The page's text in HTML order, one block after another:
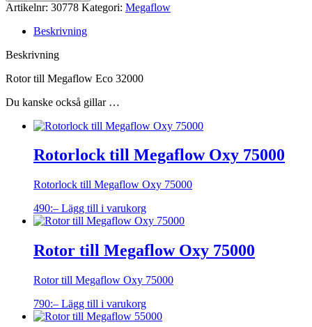
Artikelnr: 30778 Kategori: Megaflow
Beskrivning
Beskrivning
Rotor till Megaflow Eco 32000
Du kanske också gillar …
Rotorlock till Megaflow Oxy 75000
Rotorlock till Megaflow Oxy 75000
490:– Lägg till i varukorg
Rotor till Megaflow Oxy 75000
Rotor till Megaflow Oxy 75000
790:– Lägg till i varukorg